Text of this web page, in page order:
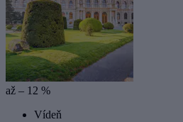
až – 12 %
Vídeň